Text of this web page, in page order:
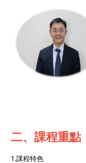
二、課程重點
1.課程特色